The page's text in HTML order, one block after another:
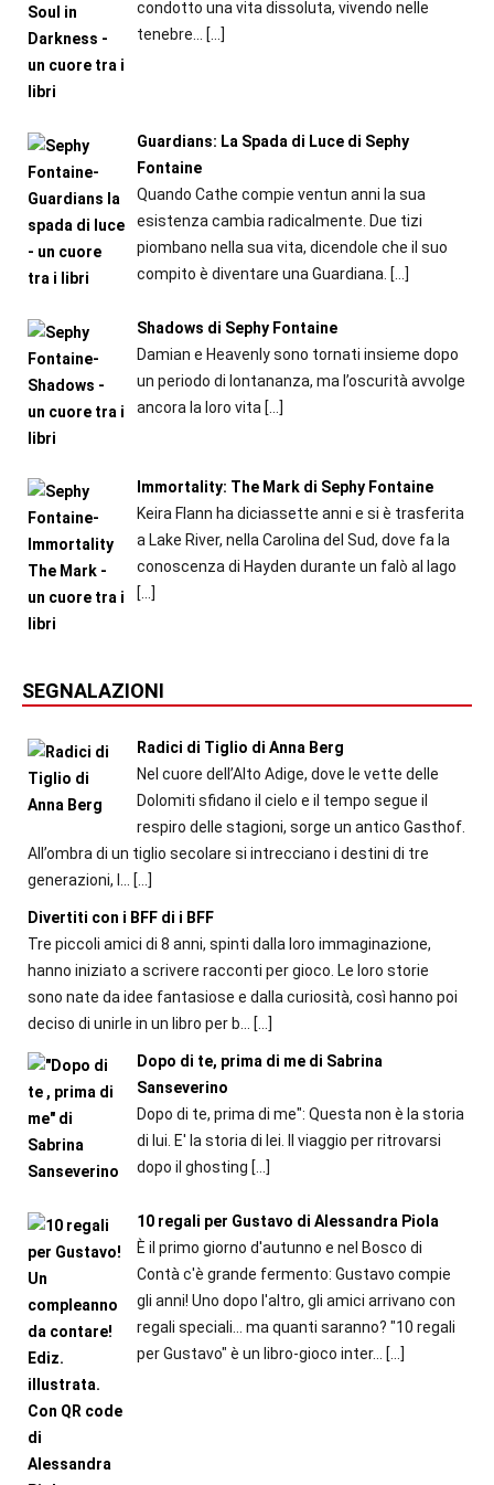
condotto una vita dissoluta, vivendo nelle
tenebre...
[…]
Guardians: La Spada di Luce di Sephy
Fontaine
Quando Cathe compie ventun anni la sua
esistenza cambia radicalmente. Due tizi
piombano nella sua vita, dicendole che il suo
compito è diventare una Guardiana. […]
Shadows di Sephy Fontaine
Damian e Heavenly sono tornati insieme dopo
un periodo di lontananza, ma l’oscurità avvolge
ancora la loro vita […]
Immortality: The Mark di Sephy Fontaine
Keira Flann ha diciassette anni e si è trasferita
a Lake River, nella Carolina del Sud, dove fa la
conoscenza di Hayden durante un falò al lago
[…]
SEGNALAZIONI
Radici di Tiglio di Anna Berg
Nel cuore dell’Alto Adige, dove le vette delle
Dolomiti sfidano il cielo e il tempo segue il
respiro delle stagioni, sorge un antico Gasthof.
All’ombra di un tiglio secolare si intrecciano i destini di tre
generazioni, l...
[…]
Divertiti con i BFF di i BFF
Tre piccoli amici di 8 anni, spinti dalla loro immaginazione,
hanno iniziato a scrivere racconti per gioco. Le loro storie
sono nate da idee fantasiose e dalla curiosità, così hanno poi
deciso di unirle in un libro per b...
[…]
Dopo di te, prima di me di Sabrina
Sanseverino
Dopo di te, prima di me": Questa non è la storia
di lui. E' la storia di lei. Il viaggio per ritrovarsi
dopo il ghosting […]
10 regali per Gustavo di Alessandra Piola
È il primo giorno d'autunno e nel Bosco di
Contà c'è grande fermento: Gustavo compie
gli anni! Uno dopo l'altro, gli amici arrivano con
regali speciali... ma quanti saranno? "10 regali
per Gustavo" è un libro-gioco inter...
[…]